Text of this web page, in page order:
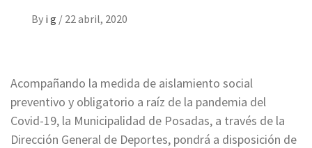
By i g / 22 abril, 2020
Acompañando la medida de aislamiento social
preventivo y obligatorio a raíz de la pandemia del
Covid-19, la Municipalidad de Posadas, a través de la
Dirección General de Deportes, pondrá a disposición de